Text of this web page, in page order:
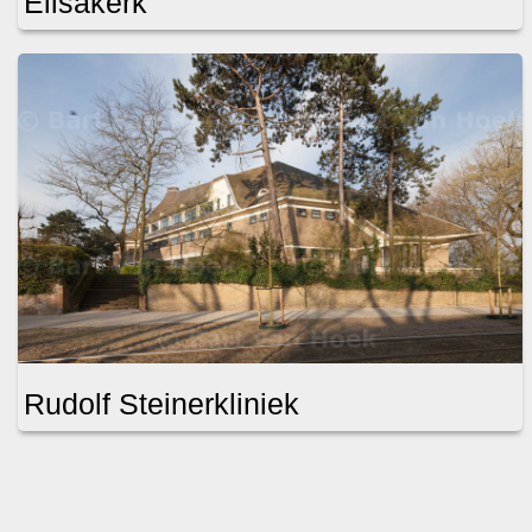
Rudolf Steinerkliniek